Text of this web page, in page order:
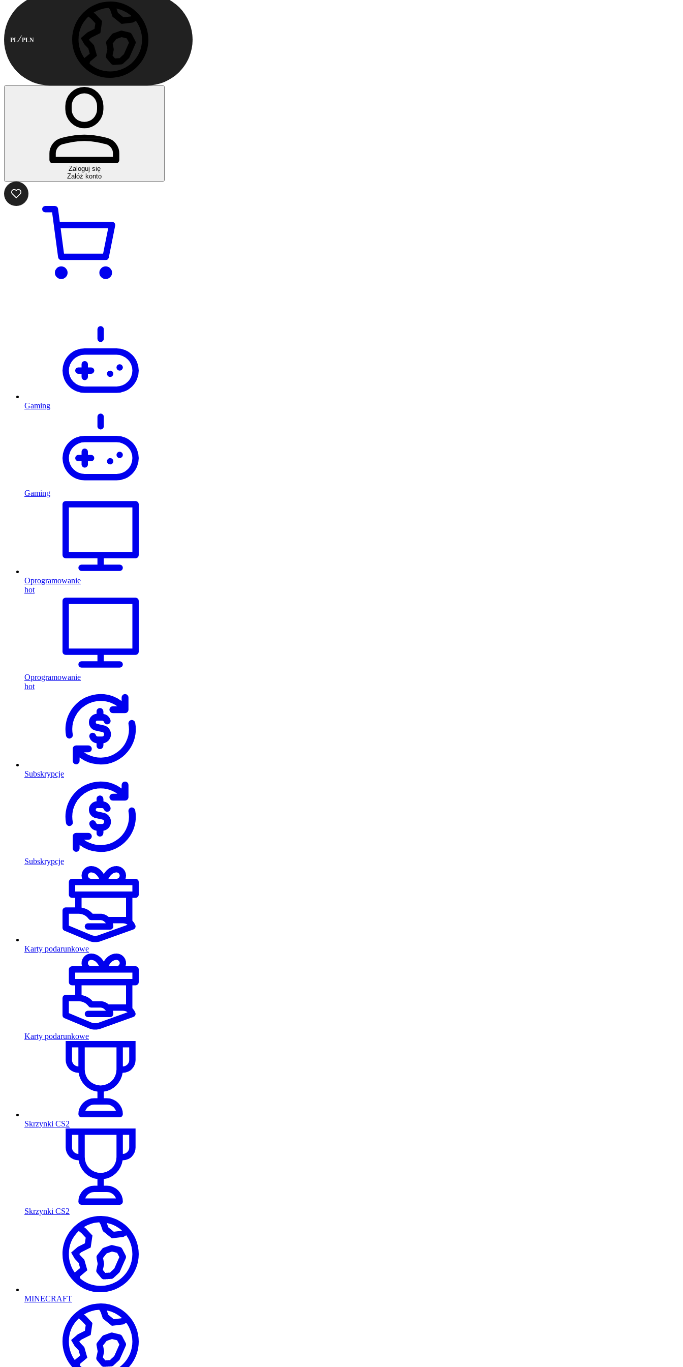
PL PLN
Zaloguj się
Załóż konto
Gaming
Gaming
Oprogramowanie
hot
Oprogramowanie
hot
Subskrypcje
Subskrypcje
Karty podarunkowe
Karty podarunkowe
Skrzynki CS2
Skrzynki CS2
MINECRAFT